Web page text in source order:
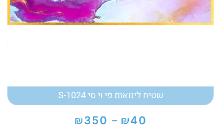
שטיח לינואום פי וי סי S-1024
₪40
–
₪350
טווח